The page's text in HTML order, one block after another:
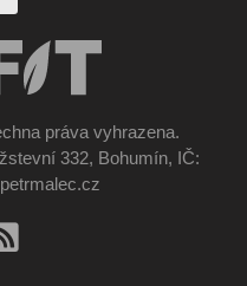
práva vyhrazena.
332, Bohumín, IČ: